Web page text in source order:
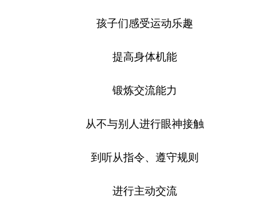
孩子们感受运动乐趣
提高身体机能
锻炼交流能力
从不与别人进行眼神接触
到听从指令、遵守规则
进行主动交流